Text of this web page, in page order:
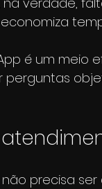
é um meio
precisa ser